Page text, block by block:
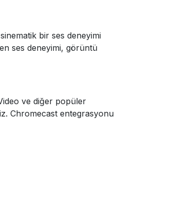
bir ses deneyimi
ses deneyimi, görüntü
ve diğer popüler
Chromecast entegrasyonu